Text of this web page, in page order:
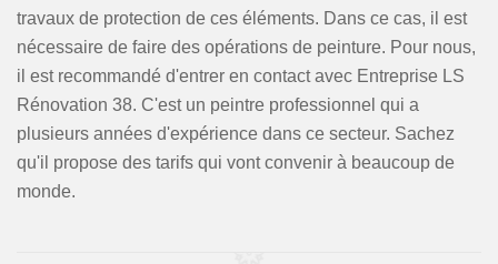
travaux de protection de ces éléments. Dans ce cas, il est
nécessaire de faire des opérations de peinture. Pour nous,
il est recommandé d'entrer en contact avec Entreprise LS
Rénovation 38. C'est un peintre professionnel qui a
plusieurs années d'expérience dans ce secteur. Sachez
qu'il propose des tarifs qui vont convenir à beaucoup de
monde.